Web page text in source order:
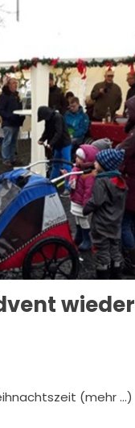
wieder
(mehr …)